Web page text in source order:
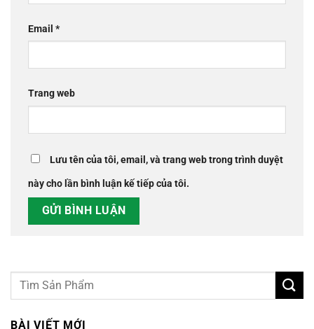
Email *
Trang web
Lưu tên của tôi, email, và trang web trong trình duyệt
này cho lần bình luận kế tiếp của tôi.
BÀI VIẾT MỚI